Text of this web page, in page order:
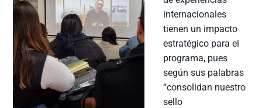
internacionales
tienen un impacto
estratégico para el
programa, pues
según sus palabras
“consolidan nuestro
sello